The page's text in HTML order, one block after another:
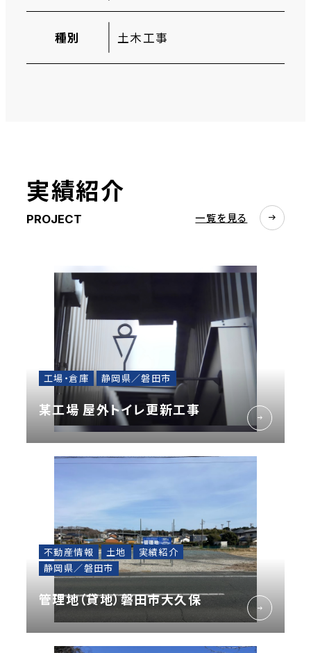
採用情報
お知らせ
お問合せ
種別 土木工事
実績紹介
PROJECT 一覧を見る
工場・倉庫 静岡県／磐田市
某工場 屋外トイレ更新工事
不動産情報 土地
実績紹介
静岡県／磐田市
管理地（貸地）磐田市大久保